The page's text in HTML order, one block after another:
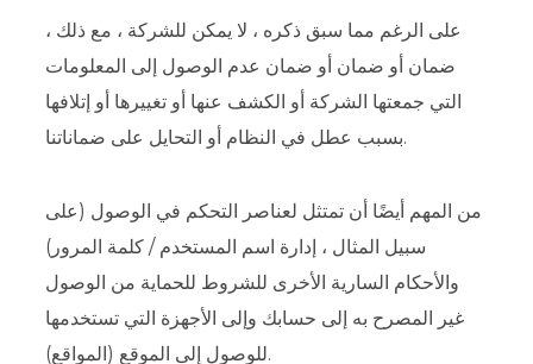
على الرغم مما سبق ذكره ، لا يمكن للشركة ، مع ذلك ،
ضمان أو ضمان أو ضمان عدم الوصول إلى المعلومات
التي جمعتها الشركة أو الكشف عنها أو تغييرها أو إتلافها
بسبب عطل في النظام أو التحايل على ضماناتنا.
من المهم أيضًا أن تمتثل لعناصر التحكم في الوصول (على
سبيل المثال ، إدارة اسم المستخدم / كلمة المرور)
والأحكام السارية الأخرى للشروط للحماية من الوصول
غير المصرح به إلى حسابك وإلى الأجهزة التي تستخدمها
للوصول إلى الموقع (المواقع).